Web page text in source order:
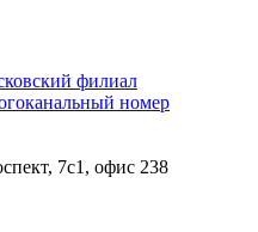
филиал
номер
7с1, офис 238